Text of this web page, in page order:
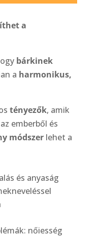
a
bárkinek
a harmonikus,
tényezők, amik
emberből és
módszerlehet a
és anyaság
nőiesség